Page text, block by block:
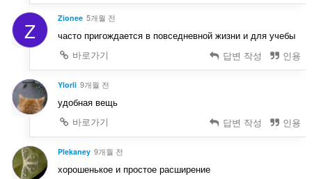
Z Zionee 5개월 전
часто пригождается в повседневной жизни и для учебы
바로가기
답변 작성 인용
Ylorli 9개월 전
удобная вещь
바로가기
답변 작성 인용
Plekaney 9개월 전
хорошенькое и простое расширение